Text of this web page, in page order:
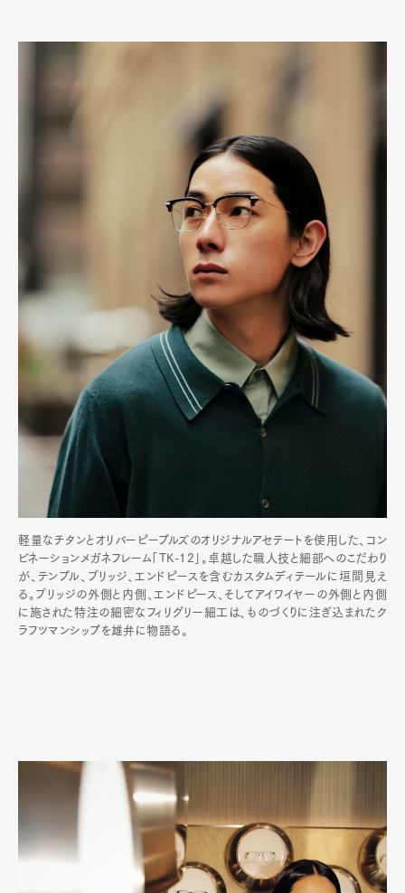
軽量なチタンとオリバーピープルズのオリジナルアセテートを使用した、コン
ビネーションメガネフレーム「TK-12」。卓越した職人技と細部へのこだわり
が、テンプル、ブリッジ、エンドピースを含むカスタムディテールに垣間見え
る。ブリッジの外側と内側、エンドピース、そしてアイワイヤーの外側と内側
に施された特注の細密なフィリグリー細工は、ものづくりに注ぎ込まれたク
ラフツマンシップを雄弁に物語る。